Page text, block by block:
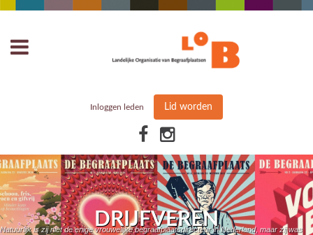
Inloggen leden Lid worden
DRIJFVEREN
Natuurlijk is zij niet de enige vrouwelijke begraafplaatsdirecteur in Nederland, maar zij was